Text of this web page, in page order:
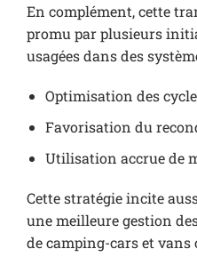
En complément, cette
promu par plusieurs
usagées dans des
Optimisation des
Favorisation du
Utilisation accrue de
Cette stratégie incite
une meilleure gestion
de camping-cars et vans